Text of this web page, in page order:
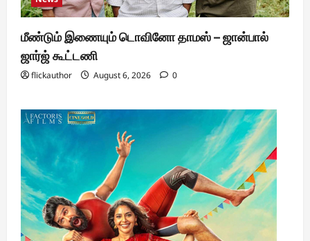
மீண்டும் இணையும் டொவினோ தாமஸ் – ஜான்பால்
ஜார்ஜ் கூட்டணி
flickauthor August 6, 2026 0